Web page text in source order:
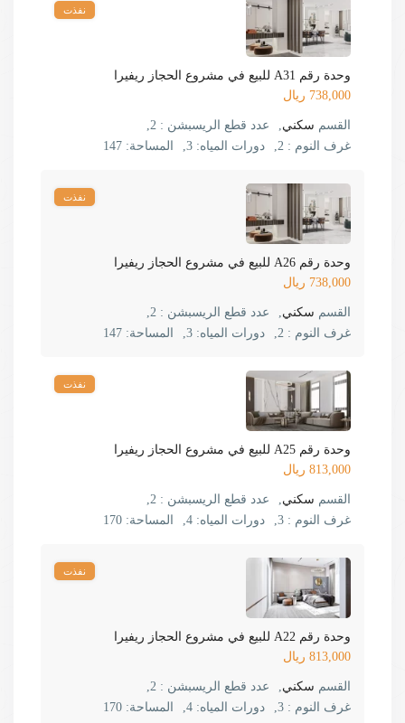
نفذت
وحدة رقم A31 للبيع في مشروع الحجاز ريفيرا
738,000 ريال
القسم سكني عدد قطع الريسبشن : 2,
غرف النوم :
دورات المياه:3, المساحة:147
نفذت
وحدة رقم A26 للبيع في مشروع الحجاز ريفيرا
738,000 ريال
القسم سكني عدد قطع الريسبشن : 2,
غرف النوم :
دورات المياه:3, المساحة:147
نفذت
وحدة رقم A25 للبيع في مشروع الحجاز ريفيرا
813,000 ريال
القسم سكني عدد قطع الريسبشن : 2,
غرف النوم : 3, دورات المياه:4, المساحة:170
نفذت
وحدة رقم A22 للبيع في مشروع الحجاز ريفيرا
813,000 ريال
القسم سكني عدد قطع الريسبشن : 2,
غرف النوم : 3, دورات المياه:4, المساحة:170